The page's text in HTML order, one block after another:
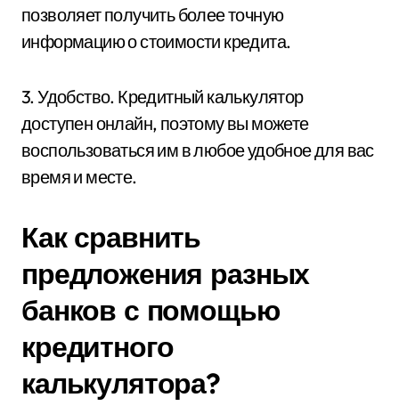
позволяет получить более точную
информацию о стоимости кредита.
3. Удобство. Кредитный калькулятор
доступен онлайн, поэтому вы можете
воспользоваться им в любое удобное для вас
время и месте.
Как сравнить
предложения разных
банков с помощью
кредитного
калькулятора?